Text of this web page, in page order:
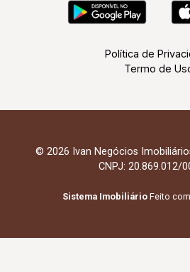
Política de
Termo de
© 2026 Ivan Negócios
CNPJ: 20.869.012/
Sistema Imobiliário Feito com